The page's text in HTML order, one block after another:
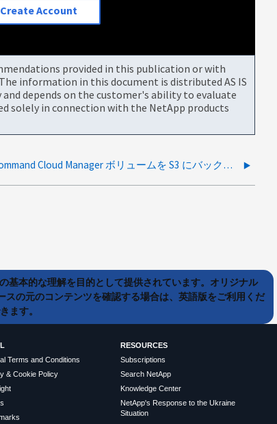
Create Account
provided in this publication or with
information in this document is distributed AS IS
depends on the customer's ability to evaluate
solely in connection with the NetApp products
OnCommand Cloud Manager ボリュームを S3 にバックアップしても、バックアップが実行されない
基本的な理解を目的として提供されています。オリジナル
の元のコンテンツを確認する場合は、英語版をご利用くだ
ます。
Terms and Conditions
& Cookie Policy
RESOURCES
Subscriptions
Search NetApp
Knowledge Center
NetApp's Response to the Ukraine
Situation